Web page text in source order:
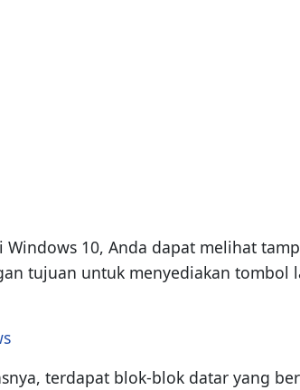
10, Anda dapat melihat
tujuan untuk menyediakan
terdapat blok-blok datar yang